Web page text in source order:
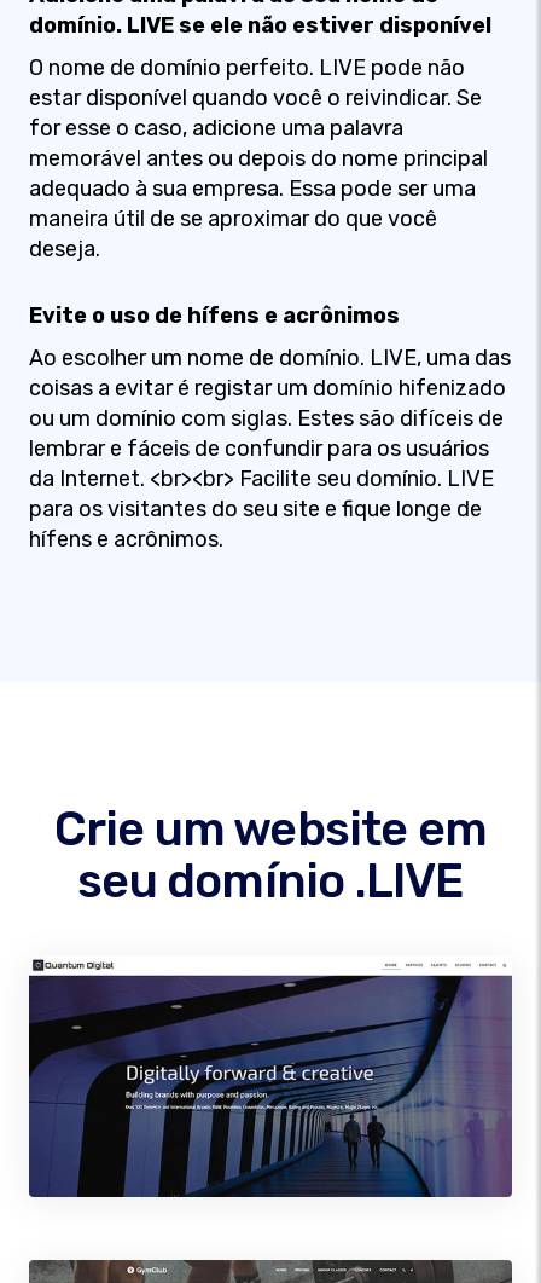
domínio. LIVE se ele não estiver disponível
O nome de domínio perfeito. LIVE pode não
estar disponível quando você o reivindicar. Se
for esse o caso, adicione uma palavra
memorável antes ou depois do nome principal
adequado à sua empresa. Essa pode ser uma
maneira útil de se aproximar do que você
deseja.
Evite o uso de hífens e acrônimos
Ao escolher um nome de domínio. LIVE, uma das
coisas a evitar é registar um domínio hifenizado
ou um domínio com siglas. Estes são difíceis de
lembrar e fáceis de confundir para os usuários
da Internet. <br><br> Facilite seu domínio. LIVE
para os visitantes do seu site e fique longe de
hífens e acrônimos.
Crie um website em
seu domínio .LIVE